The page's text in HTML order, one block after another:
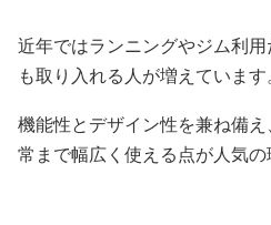
近年ではランニングやジム利
も取り入れる人が増えています。
機能性とデザイン性を兼ね備
常まで幅広く使える点が人気の